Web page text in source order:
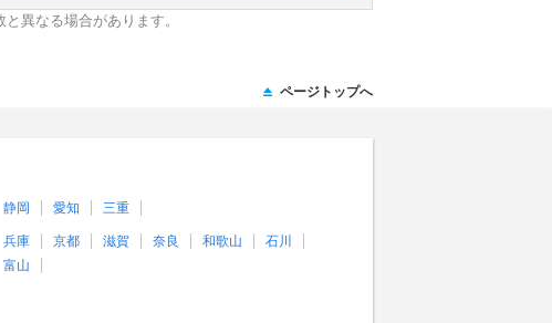
異なる場合があります。
静岡 愛知 三重
兵庫 京都 滋賀 奈良 和歌山
石川
富山
ページトップへ